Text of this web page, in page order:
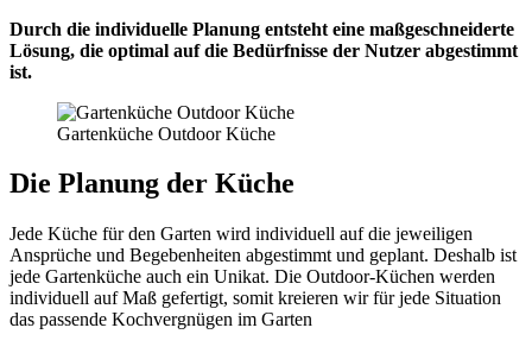
Durch die individuelle Planung entsteht eine maßgeschneiderte
Lösung, die optimal auf die Bedürfnisse der Nutzer abgestimmt
ist.
Gartenküche Outdoor Küche
Die Planung der Küche
Jede Küche für den Garten wird individuell auf die jeweiligen
Ansprüche und Begebenheiten abgestimmt und geplant. Deshalb ist
jede Gartenküche auch ein Unikat. Die Outdoor-Küchen werden
individuell auf Maß gefertigt, somit kreieren wir für jede Situation
das passende Kochvergnügen im Garten